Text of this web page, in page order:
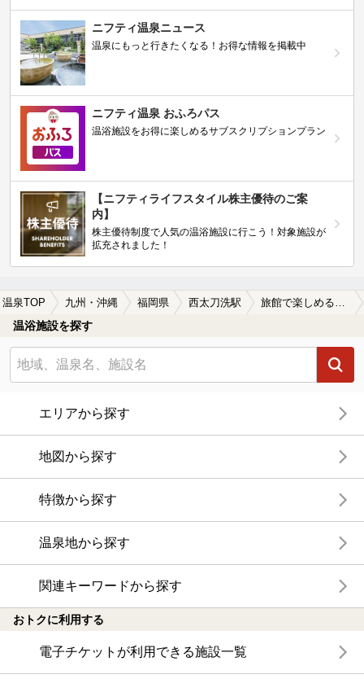
ニフティ温泉ニュース
温泉にもっと行きたくなる！お得な情報を掲載中
ニフティ温泉 おふろパス
温浴施設をお得に楽しめるサブスクリプションプラン
【ニフティライフスタイル株主優待のご案
内】
株主優待制度で人気の温浴施設に行こう！対象施設が
拡充されました！
温泉TOP 九州・沖縄 福岡県 西太刀洗駅 旅館で楽しめる西太刀洗駅近くの温泉、日帰り温泉、スーパー銭湯おすすめ
温浴施設を探す
エリアから探す
地図から探す
特徴から探す
温泉地から探す
関連キーワードから探す
おトクに利用する
電子チケットが利用できる施設一覧